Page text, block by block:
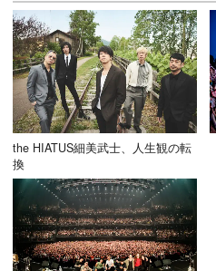
the HIATUS細美武士、人生観の転
換